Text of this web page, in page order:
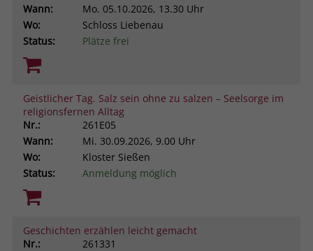
Wann:
Mo. 05.10.2026, 13.30 Uhr
Wo:
Schloss Liebenau
Status:
Plätze frei
Geistlicher Tag. Salz sein ohne zu salzen – Seelsorge im
religionsfernen Alltag
Nr.:
261E05
Wann:
Mi. 30.09.2026, 9.00 Uhr
Wo:
Kloster Sießen
Status:
Anmeldung möglich
Geschichten erzählen leicht gemacht
Nr.:
261331